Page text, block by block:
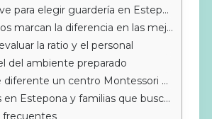
para elegir guardería en Estepona
la diferencia en las mejores guarderías en Estepona
la ratio y el personal
del ambiente preparado
un centro Montessori para los más pequeños?
Estepona y familias que buscan algo más
frecuentes